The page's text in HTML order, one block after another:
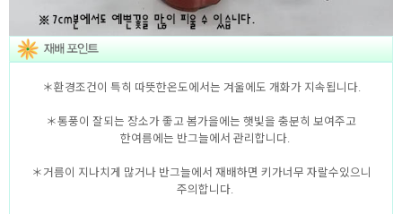
＊환경조건이 특히 따뜻한온도에서는 겨울에도 개화가 지속됩니다.
＊통풍이 잘되는 장소가 좋고 봄가을에는 햇빛을 충분히 보여주고
한여름에는 반그늘에서 관리합니다.
＊거름이 지나치게 많거나 반그늘에서 재배하면 키가너무 자랄수있으니
주의합니다.